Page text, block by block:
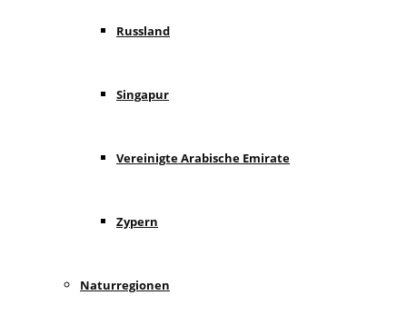
Russland
Singapur
Vereinigte Arabische Emirate
Zypern
Naturregionen